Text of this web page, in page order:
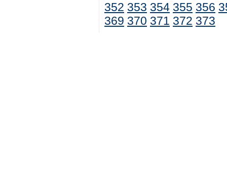
352 353 354 355 356
369 370 371 372 373